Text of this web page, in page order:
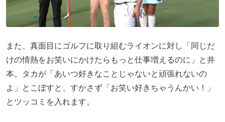
また、真面目にゴルフに取り組むライオンに対し「同じだ
けの情熱をお笑いにかけたらもっと仕事増えるのに」と井
本。タカが「あいつ好きなことじゃないと頑張れないの
よ」とこぼすと、すかさず「お笑い好きちゃうんかい！」
とツッコミを入れます。